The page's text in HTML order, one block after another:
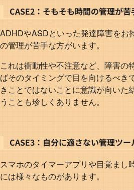
CASE2：そもそも時間の管理が苦
ADHDやASDといった発達障害をお
の管理が苦手な方がいます。
これは衝動性や不注意など、障害の
ばそのタイミングで目を向けるべき
きことではないことに意識が向いた
うことも珍しくありません。
CASE3：自分に適さない管理ツー
スマホのタイマーアプリや目覚まし
には様々なものがあります。